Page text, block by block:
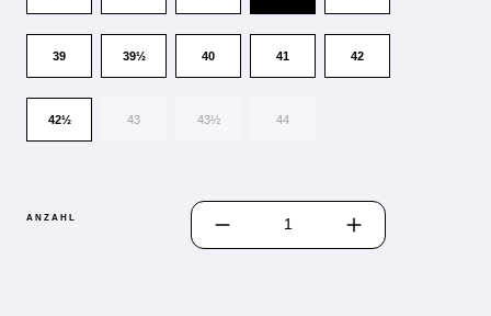
39 39½ 40 41 42
42½ 43 43½ 44
ANZAHL
PRODUKT ANZAHL: GIB DEN